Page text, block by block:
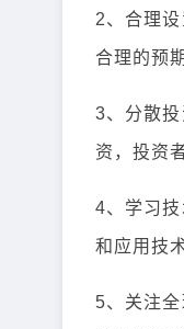
2、合理
合理的预
3、分散
资，投资
4、学习
和应用技
5、关注